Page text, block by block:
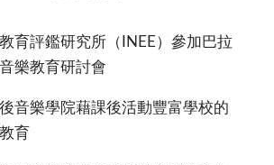
育評鑑研究所（INEE）參加巴拉
樂教育研討會
音樂學院藉課後活動豐富學校的
育